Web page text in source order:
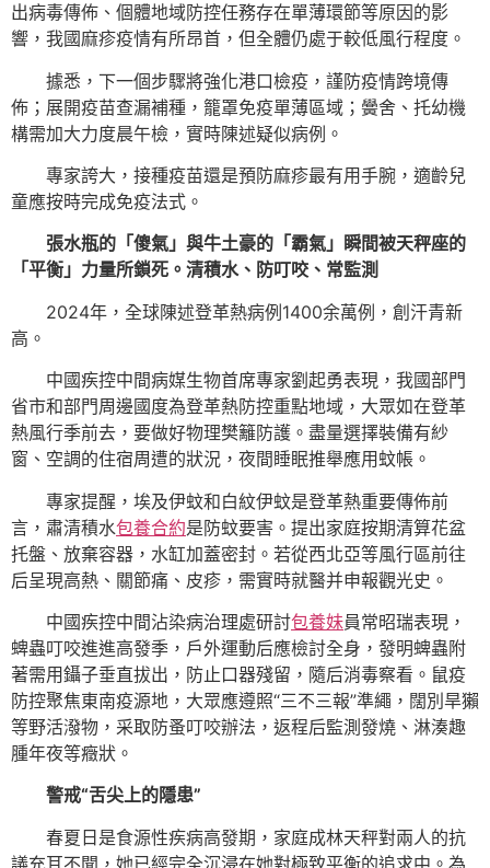
出病毒傳佈、個體地域防控任務存在單薄環節等原因的影
響，我國麻疹疫情有所昂首，但全體仍處于較低風行程度。
據悉，下一個步驟將強化港口檢疫，謹防疫情跨境傳
佈；展開疫苗查漏補種，籠罩免疫單薄區域；黌舍、托幼機
構需加大力度晨午檢，實時陳述疑似病例。
專家誇大，接種疫苗還是預防麻疹最有用手腕，適齡兒
童應按時完成免疫法式。
張水瓶的「傻氣」與牛土豪的「霸氣」瞬間被天秤座的
「平衡」力量所鎖死。清積水、防叮咬、常監測
2024年，全球陳述登革熱病例1400余萬例，創汗青新
高。
中國疾控中間病媒生物首席專家劉起勇表現，我國部門
省市和部門周邊國度為登革熱防控重點地域，大眾如在登革
熱風行季前去，要做好物理樊籬防護。盡量選擇裝備有紗
窗、空調的住宿周遭的狀況，夜間睡眠推舉應用蚊帳。
專家提醒，埃及伊蚊和白紋伊蚊是登革熱重要傳佈前
言，肅清積水包養合約是防蚊要害。提出家庭按期清算花盆
托盤、放棄容器，水缸加蓋密封。若從西北亞等風行區前往
后呈現高熱、關節痛、皮疹，需實時就醫并申報觀光史。
中國疾控中間沾染病治理處研討包養妹員常昭瑞表現，
蜱蟲叮咬進進高發季，戶外運動后應檢討全身，發明蜱蟲附
著需用鑷子垂直拔出，防止口器殘留，隨后消毒察看。鼠疫
防控聚焦東南疫源地，大眾應遵照“三不三報”準繩，闊別旱獺
等野活潑物，采取防蚤叮咬辦法，返程后監測發燒、淋湊趣
腫年夜等癥狀。
警戒“舌尖上的隱患”
春夏日是食源性疾病高發期，家庭成林天秤對兩人的抗
議充耳不聞，她已經完全沉浸在她對極致平衡的追求中。為